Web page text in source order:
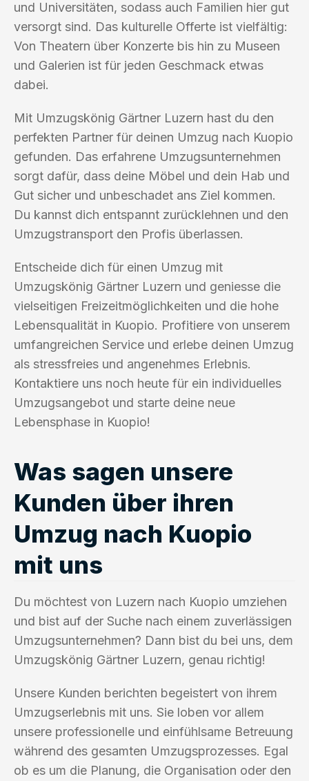
und Universitäten, sodass auch Familien hier gut
versorgt sind. Das kulturelle Offerte ist vielfältig:
Von Theatern über Konzerte bis hin zu Museen
und Galerien ist für jeden Geschmack etwas
dabei.
Mit Umzugskönig Gärtner Luzern hast du den
perfekten Partner für deinen Umzug nach Kuopio
gefunden. Das erfahrene Umzugsunternehmen
sorgt dafür, dass deine Möbel und dein Hab und
Gut sicher und unbeschadet ans Ziel kommen.
Du kannst dich entspannt zurücklehnen und den
Umzugstransport den Profis überlassen.
Entscheide dich für einen Umzug mit
Umzugskönig Gärtner Luzern und geniesse die
vielseitigen Freizeitmöglichkeiten und die hohe
Lebensqualität in Kuopio. Profitiere von unserem
umfangreichen Service und erlebe deinen Umzug
als stressfreies und angenehmes Erlebnis.
Kontaktiere uns noch heute für ein individuelles
Umzugsangebot und starte deine neue
Lebensphase in Kuopio!
Was sagen unsere
Kunden über ihren
Umzug nach Kuopio
mit uns
Du möchtest von Luzern nach Kuopio umziehen
und bist auf der Suche nach einem zuverlässigen
Umzugsunternehmen? Dann bist du bei uns, dem
Umzugskönig Gärtner Luzern, genau richtig!
Unsere Kunden berichten begeistert von ihrem
Umzugserlebnis mit uns. Sie loben vor allem
unsere professionelle und einfühlsame Betreuung
während des gesamten Umzugsprozesses. Egal
ob es um die Planung, die Organisation oder den